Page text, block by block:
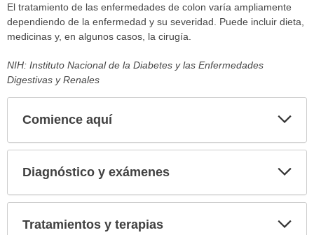
El tratamiento de las enfermedades de colon varía ampliamente
dependiendo de la enfermedad y su severidad. Puede incluir dieta,
medicinas y, en algunos casos, la cirugía.
NIH: Instituto Nacional de la Diabetes y las Enfermedades
Digestivas y Renales
Comience aquí
Diagnóstico y exámenes
Tratamientos y terapias